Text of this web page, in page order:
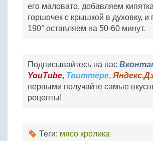
его маловато, добавляем
горшочек с крышкой в духовку, и
190° оставляем на 50-60 минут.
Подписывайтесь на нас
YouTube, Твиттере,
первыми получайте самые
рецепты!
Теги: мясо кролика